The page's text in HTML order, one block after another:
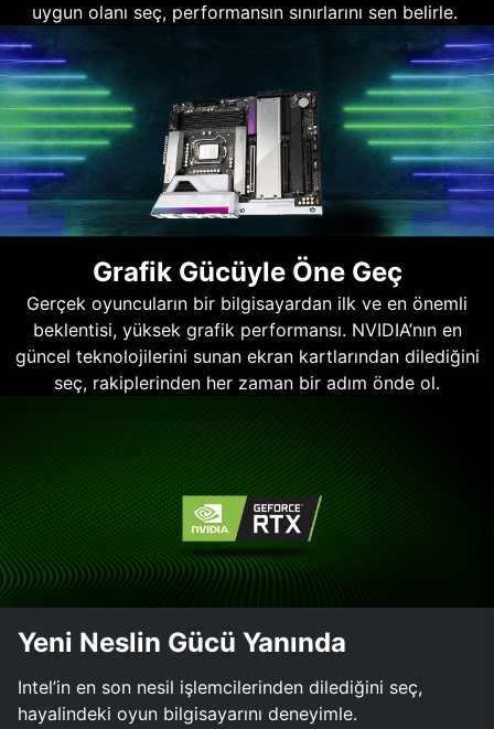
uygun olanı seç, performansın sınırlarını sen belirle.
Grafik Gücüyle Öne Geç
Gerçek oyuncuların bir bilgisayardan ilk ve en önemli
beklentisi, yüksek grafik performansı. NVIDIA’nın en
güncel teknolojilerini sunan ekran kartlarından dilediğini
seç, rakiplerinden her zaman bir adım önde ol.
Yeni Neslin Gücü Yanında
Intel’in en son nesil işlemcilerinden dilediğini seç,
hayalindeki oyun bilgisayarını deneyimle.